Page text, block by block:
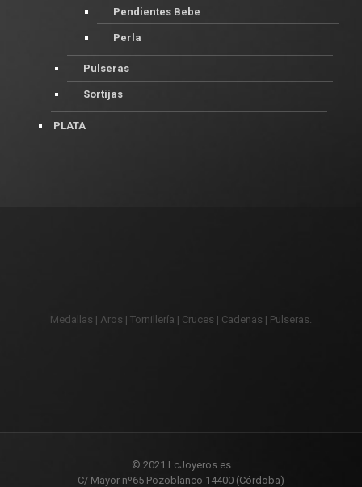
Pendientes Bebe
Perla
Pulseras
Sortijas
PLATA
Medallas | Aros | Tornillería | Cruces | Cadenas | Pulseras.
© 2021 LcJoyeros.es
C/ Mayor nº65 Pozoblanco 14400 (Córdoba)